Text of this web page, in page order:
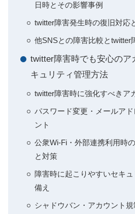
日時とその影響事例
twitter障害発生時の復旧対応
他SNSとの障害比較とtwitter
twitter障害時でも安心のア
キュリティ管理方法
twitter障害時に強化すべきア
パスワード変更・メールア
ント
公衆Wi-Fi・外部連携利用時
と対策
障害時に起こりやすいセキ
備え
シャドウバン・アカウント